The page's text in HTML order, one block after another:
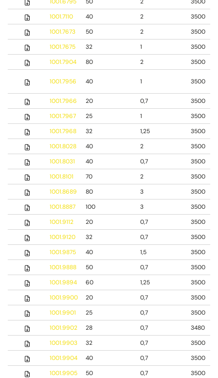
1001.6795 50 2
3500
1001.7110
40 2
3500
1001.7673
50 2
3500
1001.7675
32 1
3500
1001.7904
80 2 3500
1001.7956 40 1 3500
1001.7966 20 0,7
3500
1001.7967
25 1
3500
1001.7968
32 1,25
3500
1001.8028
40 2
3500
1001.8031
40 0,7
3500
1001.8101
70 2
3500
1001.8689
80 3
3500
1001.8887
100 3
3500
1001.9112
20 0,7
3500
1001.9120
32 0,7
3500
1001.9875
40 1,5
3500
1001.9888
50 0,7
3500
1001.9894
60 1,25
3500
1001.9900
20 0,7
3500
1001.9901
25 0,7
3500
1001.9902
28 0,7
3480
1001.9903
32 0,7
3500
1001.9904
40 0,7
3500
1001.9905
50 0,7 3500